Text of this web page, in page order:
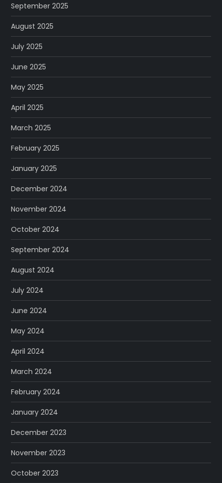
September 2025
August 2025
July 2025
June 2025
May 2025
April 2025
March 2025
February 2025
January 2025
December 2024
November 2024
October 2024
September 2024
August 2024
July 2024
June 2024
May 2024
April 2024
March 2024
February 2024
January 2024
December 2023
November 2023
October 2023